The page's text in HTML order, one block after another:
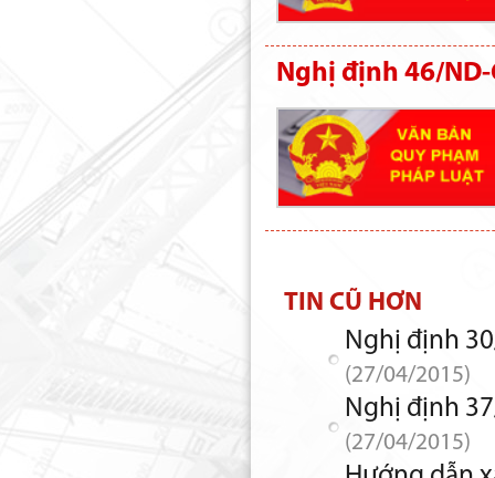
Nghị định 46/
TIN CŨ HƠN
Nghị định
(27/04/2015)
Nghị định
(27/04/2015)